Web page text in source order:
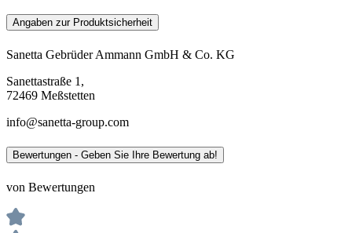
Angaben zur Produktsicherheit
Sanetta Gebrüder Ammann GmbH & Co. KG
Sanettastraße 1,
72469 Meßstetten
info@sanetta-group.com
Bewertungen - Geben Sie Ihre Bewertung ab!
von Bewertungen